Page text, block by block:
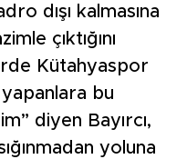
dışı kalmasına
çıktığını
Kütahyaspor
yapanlara bu
diyen Bayırcı,
yoluna